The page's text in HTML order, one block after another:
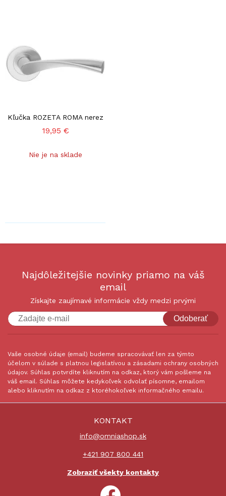
Kľučka ROZETA ROMA nerez
19,95 €
Nie je na sklade
Najdôležitejšie novinky priamo na váš
email
Získajte zaujímavé informácie vždy medzi prvými
Odoberať
Vaše osobné údaje (email) budeme spracovávať len za týmto
účelom v súlade s platnou legislatívou a zásadami ochrany osobných
údajov. Súhlas potvrdíte kliknutím na odkaz, ktorý vám pošleme na
váš email. Súhlas môžete kedykoľvek odvolať písomne, emailom
alebo kliknutím na odkaz z ktoréhokoľvek informačného emailu.
KONTAKT
info@omniashop.sk
+421 907 800 441
Zobraziť všekty kontakty